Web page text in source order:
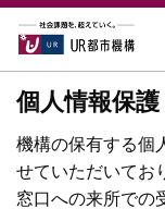
個人情報保護
機構の保有する個
せていただいてお
窓口への来所での